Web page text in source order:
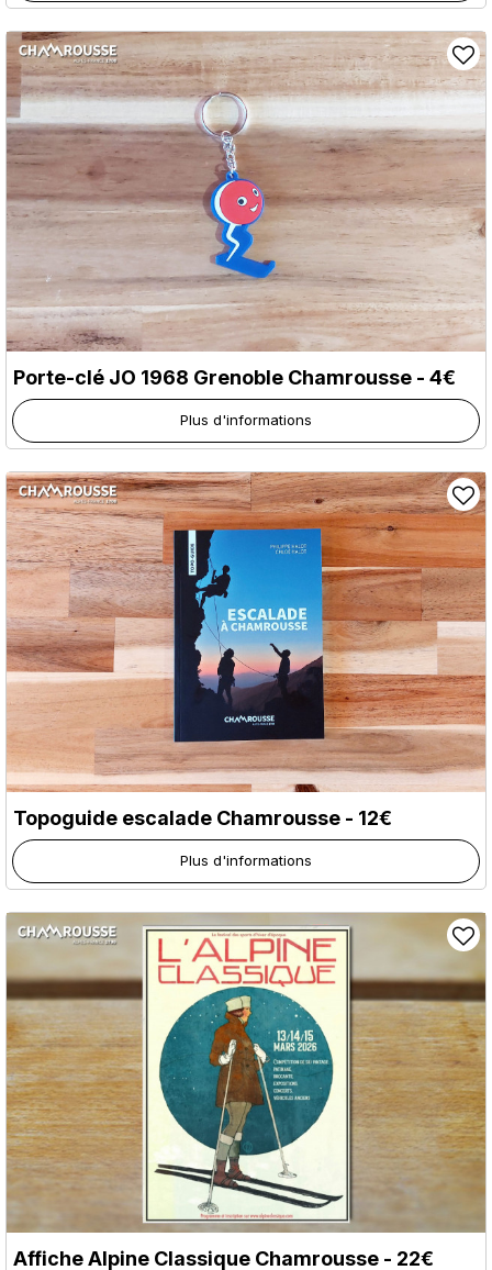
Porte-clé JO 1968 Grenoble Chamrousse - 4€
Plus d'informations
Topoguide escalade Chamrousse - 12€
Plus d'informations
Affiche Alpine Classique Chamrousse - 22€